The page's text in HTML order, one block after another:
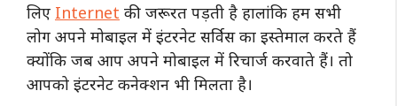
लिए Internet की जरूरत पड़ती है हालांकि हम सभी
लोग अपने मोबाइल में इंटरनेट सर्विस का इस्तेमाल करते हैं
क्योंकि जब आप अपने मोबाइल में रिचार्ज करवाते हैं। तो
आपको इंटरनेट कनेक्शन भी मिलता है।